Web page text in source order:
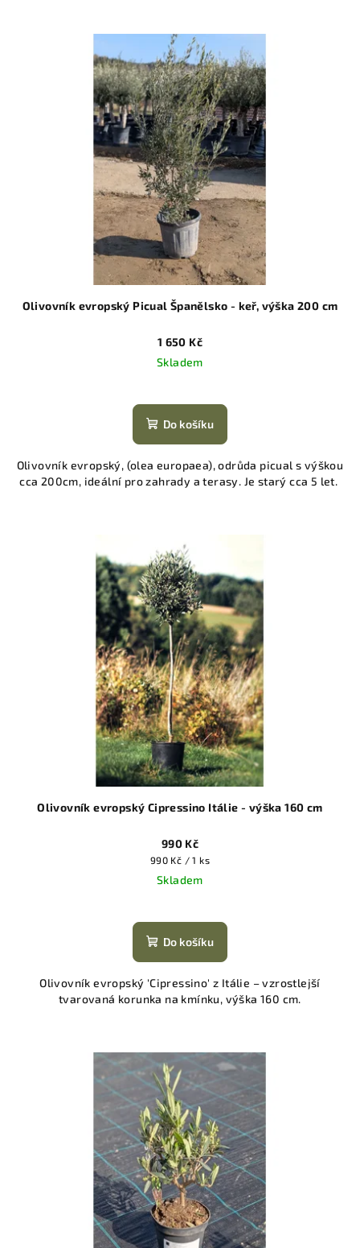
Olivovník evropský Picual Španělsko - keř, výška 200 cm
1 650 Kč
Skladem
Do košíku
Olivovník evropský, (olea europaea), odrůda picual s výškou
cca 200cm, ideální pro zahrady a terasy. Je starý cca 5 let.
Olivovník evropský Cipressino Itálie - výška 160 cm
990 Kč
Měrná
cena:
990 Kč / 1 ks
Skladem
Do košíku
Olivovník evropský 'Cipressino' z Itálie – vzrostlejší
tvarovaná korunka na kmínku, výška 160 cm.